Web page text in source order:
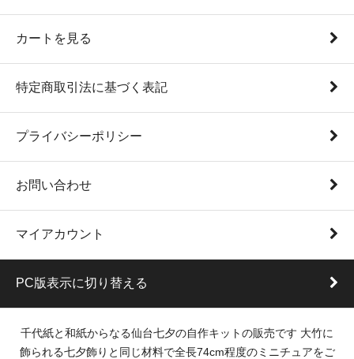
カートを見る
特定商取引法に基づく表記
プライバシーポリシー
お問い合わせ
マイアカウント
PC版表示に切り替える
千代紙と和紙からなる仙台七夕の自作キットの販売です 大竹に
飾られる七夕飾りと同じ材料で全長74cm程度のミニチュアをご